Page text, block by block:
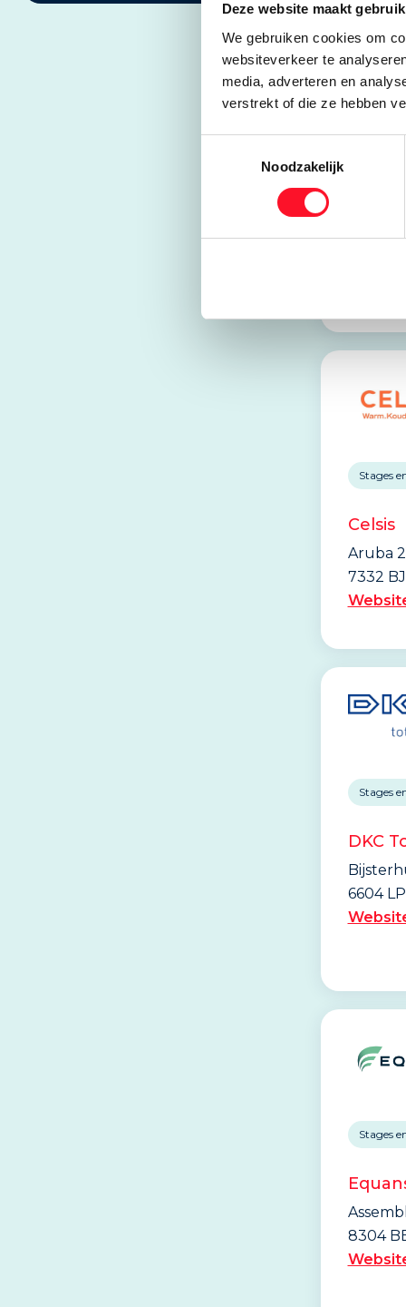
Deze website maakt
We gebruiken cookies om
websiteverkeer te
media, adverteren en
verstrekt of die ze hebben
Noodzakelijk
Stages
2031
Stages
Celsis
Aruba
7332
Stages
DKC
6604
Stages
8304